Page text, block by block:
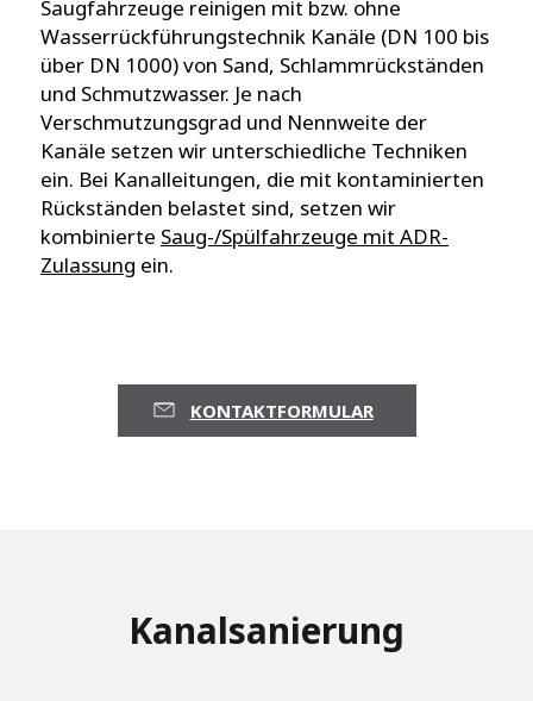
Saugfahrzeuge reinigen mit bzw. ohne
Wasserrückführungstechnik Kanäle (DN 100 bis
über DN 1000) von Sand, Schlammrückständen
und Schmutzwasser. Je nach
Verschmutzungsgrad und Nennweite der
Kanäle setzen wir unterschiedliche Techniken
ein. Bei Kanalleitungen, die mit kontaminierten
Rückständen belastet sind, setzen wir
kombinierte Saug-/Spülfahrzeuge mit ADR-
Zulassung ein.
KONTAKTFORMULAR
Kanalsanierung